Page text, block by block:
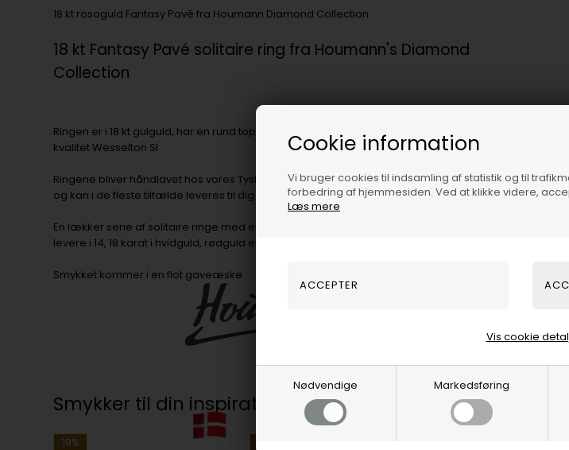
Cookie information
Vi bruger cookies til indsamling af statistik og til
forbedring af hjemmesiden. Ved at klikke videre,
Læs mere
Nødvendige Markedsføring
Vis cookie
18 kt rosaguld Fantasy Pavé fra Houmann Diamond Collection
18 kt Fantasy Pavé solitaire ring fra Houmann's Diamond
Collection
Ringen er i 18 kt gulguld, har en rund top med total 0,22 ct inkl center sten på 0,08 ct i
kvalitet Wesselton SI
Ringene bliver håndlavet hos vores Tyske partner efter netop dine specifikationer -
og kan i de fleste tilfælde leveres til dig på 3-4 hverdage.
En lækker serie af solitaire ringe med enten rund, oval eller kvadratisk top - og vi kan
levere i 14, 18 karat i hvidguld, rødguld eller rosaguld, samt platin.
Smykket kommer i en flot gaveæske
Smykker til din inspiration
19%